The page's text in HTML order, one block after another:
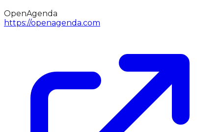
OpenAgenda
https://openagenda.com